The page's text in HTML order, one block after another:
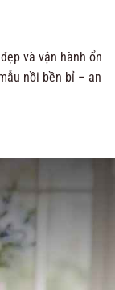
và vận hành ổn
nồi bền bỉ – an